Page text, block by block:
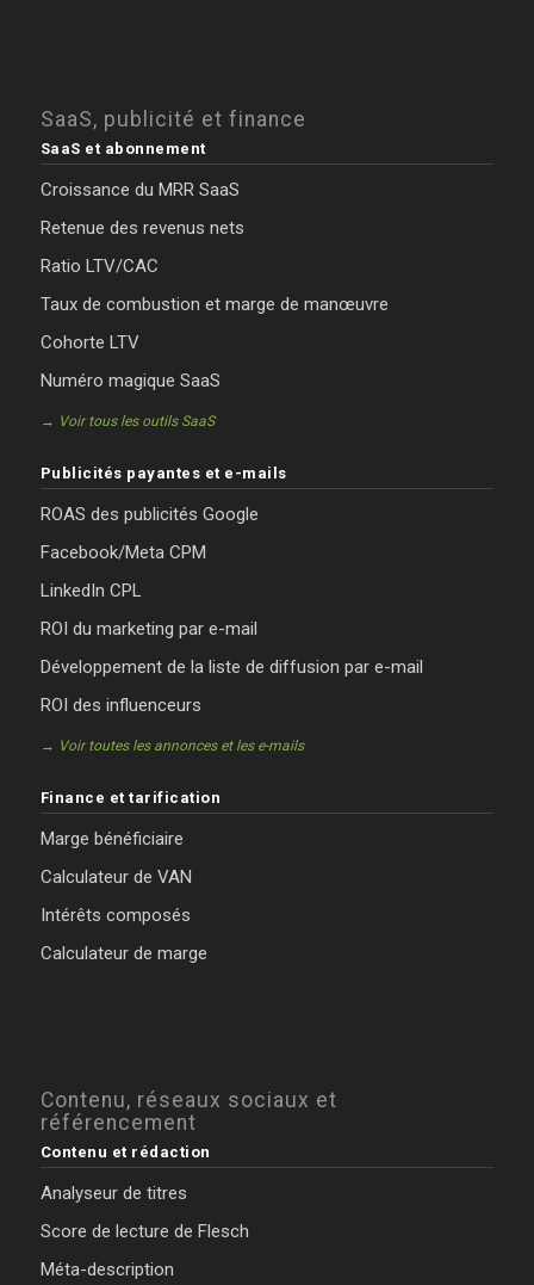
SaaS, publicité et finance
SaaS et abonnement
Croissance du MRR SaaS
Retenue des revenus nets
Ratio LTV/CAC
Taux de combustion et marge de manœuvre
Cohorte LTV
Numéro magique SaaS
→ Voir tous les outils SaaS
Publicités payantes et e-mails
ROAS des publicités Google
Facebook/Meta CPM
LinkedIn CPL
ROI du marketing par e-mail
Développement de la liste de diffusion par e-mail
ROI des influenceurs
→ Voir toutes les annonces et les e-mails
Finance et tarification
Marge bénéficiaire
Calculateur de VAN
Intérêts composés
Calculateur de marge
Contenu, réseaux sociaux et
référencement
Contenu et rédaction
Analyseur de titres
Score de lecture de Flesch
Méta-description